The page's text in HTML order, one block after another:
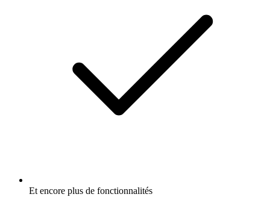
Et encore plus de fonctionnalités